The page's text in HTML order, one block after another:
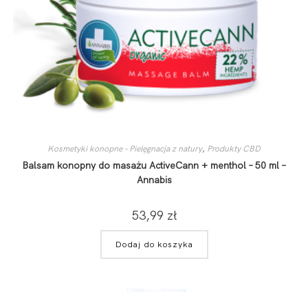
Kosmetyki konopne – Pielęgnacja z natury, Produkty CBD
Balsam konopny do masażu ActiveCann + menthol – 50 ml –
Annabis
53,99 zł
Dodaj do koszyka